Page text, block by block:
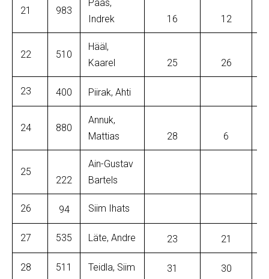
21 983
Paas,
Indrek
16 12
22 510
Hääl,
Kaarel
25 26
23 400 Piirak, Ahti
24 880
Annuk,
Mattias
28 6
25
222
Ain-Gustav
Bartels
26 94 Siim Ihats
27 535 Läte, Andre 23 21
28 511 Teidla, Siim 31 30